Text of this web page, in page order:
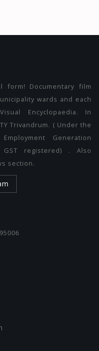
form! Documentary film
wards and each
Encyclopaedia. In
Trivandrum. ( Under the
Generation
GST registered) . Also
section.